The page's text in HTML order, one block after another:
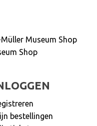
Museum Shop
Shop
bestellingen